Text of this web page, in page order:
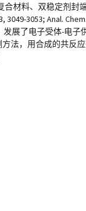
材料、双稳定剂
3049-3053; Anal.
展了电子受体-电
法，用合成的共反